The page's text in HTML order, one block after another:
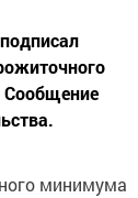
Сообщение
минимума